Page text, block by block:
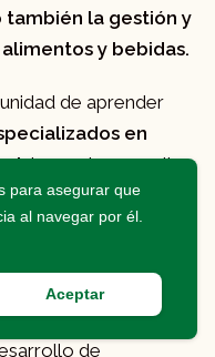
también la gestión y
y bebidas.
de aprender
en
, lo que les permite
en el mundo
cuenta con
que
el aprendizaje
de
para asegurar que
al navegar por él.
Aceptar